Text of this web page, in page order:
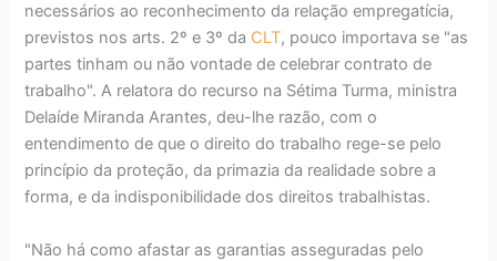
necessários ao reconhecimento da relação empregatícia,
previstos nos arts. 2º e 3º da CLT, pouco importava se "as
partes tinham ou não vontade de celebrar contrato de
trabalho". A relatora do recurso na Sétima Turma, ministra
Delaíde Miranda Arantes, deu-lhe razão, com o
entendimento de que o direito do trabalho rege-se pelo
princípio da proteção, da primazia da realidade sobre a
forma, e da indisponibilidade dos direitos trabalhistas.
"Não há como afastar as garantias asseguradas pelo